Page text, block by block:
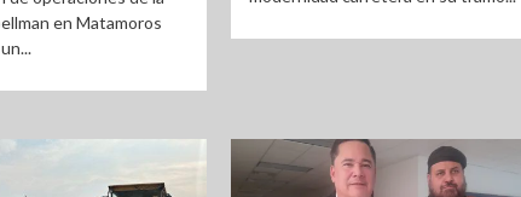
en Matamoros